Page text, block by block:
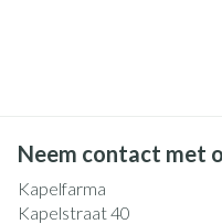
Neem contact met
Kapelfarma
Kapelstraat 40